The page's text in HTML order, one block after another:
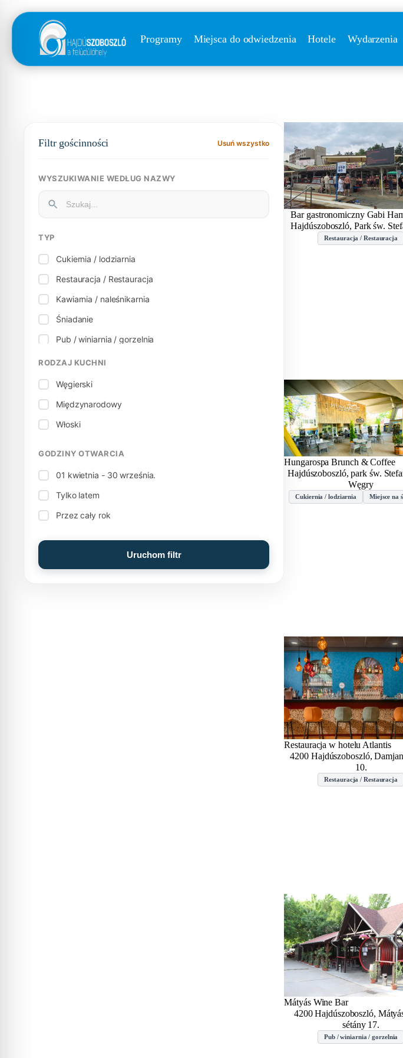
Programy Miejsca do odwiedzenia Hotele Wydarzenia
Filtr gościnności Usuń wszystko
WYSZUKIWANIE WEDŁUG NAZWY
TYP
Cukiernia / lodziarnia
Restauracja / Restauracja
Kawiarnia / naleśnikarnia
Śniadanie
Pub / winiarnia / gorzelnia
Rozrywka / Klub
RODZAJ KUCHNI
Węgierski
Międzynarodowy
Włoski
GODZINY OTWARCIA
01 kwietnia - 30 września.
Tylko latem
Przez cały rok
Uruchom filtr
Bar gastronomiczny Gabi
Hajdúszoboszló, Park św.
Restauracja / Restauracja
Hungarospa Brunch & Coffee
Hajdúszoboszló, park św.
Węgry
Cukiernia / lodziarnia Miejsce na
Restauracja w hotelu Atlantis
4200 Hajdúszoboszló,
10.
Restauracja / Restauracja
Mátyás Wine Bar
4200 Hajdúszoboszló,
sétány 17.
Pub / winiarnia / gorzelnia